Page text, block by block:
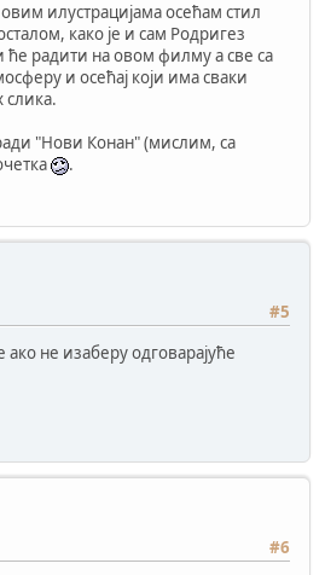
илустрацијама осећам стил
како је и сам Родригез
ће радити на овом филму а све са
и осећај који има сваки
слика.
"Нови Конан" (мислим, са
.
#5
ако не изаберу одговарајуће
#6